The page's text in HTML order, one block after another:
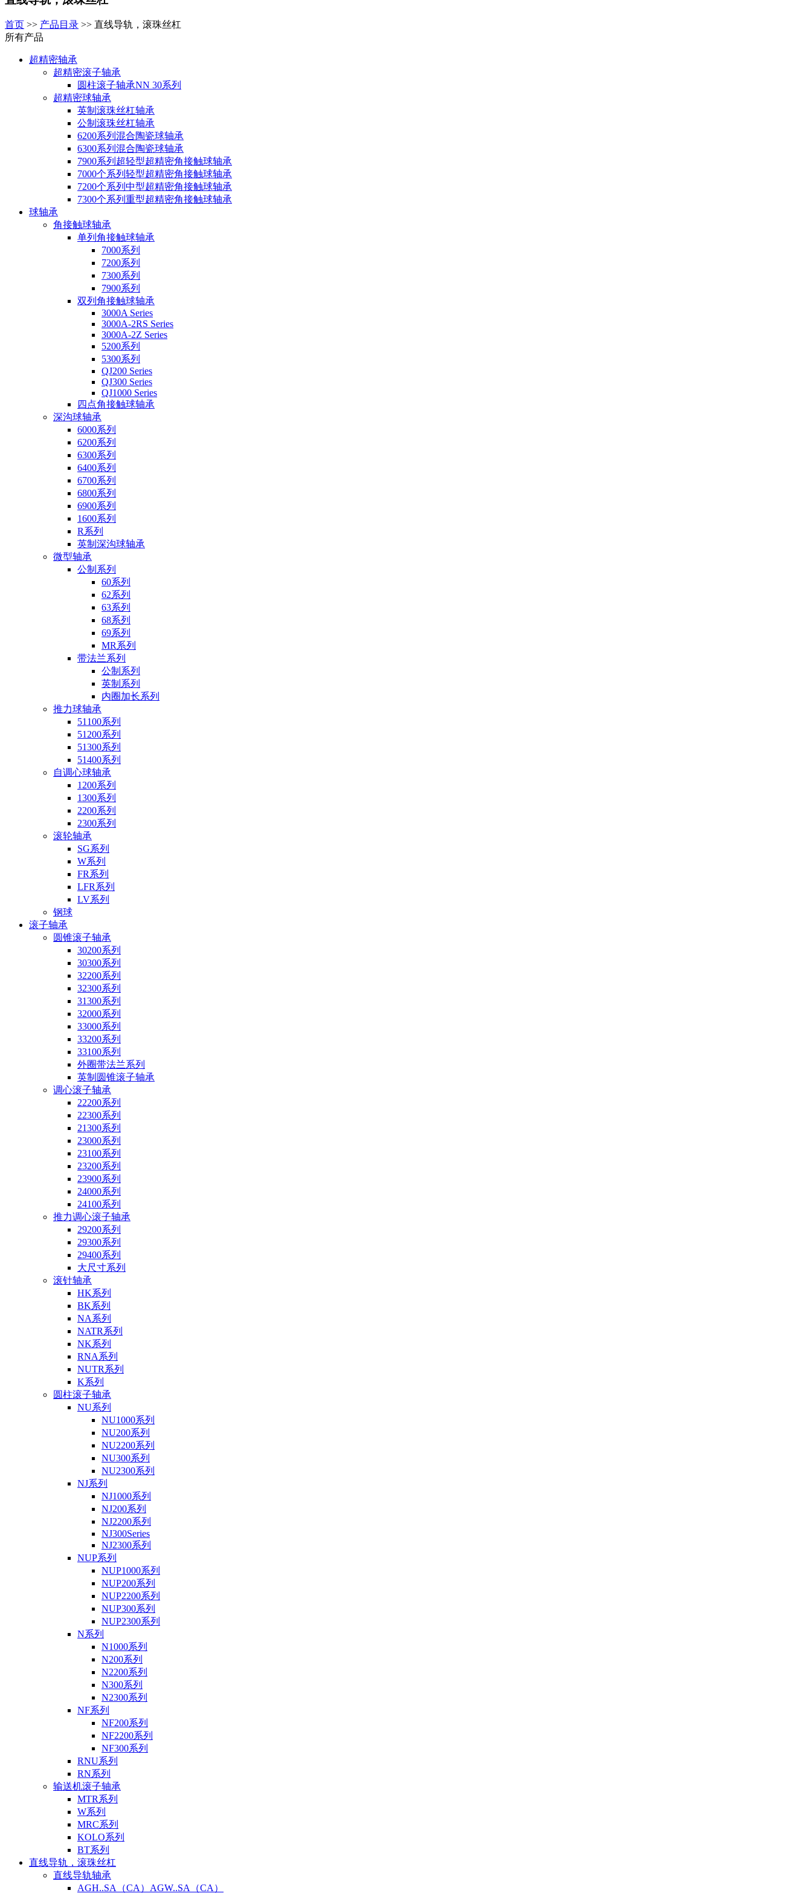
首页 >> 产品目录 >> 直线导轨，滚珠丝杠
所有产品
超精密轴承
超精密滚子轴承
圆柱滚子轴承NN 30系列
超精密球轴承
英制滚珠丝杠轴承
公制滚珠丝杠轴承
6200系列混合陶瓷球轴承
6300系列混合陶瓷球轴承
7900系列超轻型超精密角接触球轴承
7000个系列轻型超精密角接触球轴承
7200个系列中型超精密角接触球轴承
7300个系列重型超精密角接触球轴承
球轴承
角接触球轴承
单列角接触球轴承
7000系列
7200系列
7300系列
7900系列
双列角接触球轴承
3000A Series
3000A-2RS Series
3000A-2Z Series
5200系列
5300系列
QJ200 Series
QJ300 Series
QJ1000 Series
四点角接触球轴承
深沟球轴承
6000系列
6200系列
6300系列
6400系列
6700系列
6800系列
6900系列
1600系列
R系列
英制深沟球轴承
微型轴承
公制系列
60系列
62系列
63系列
68系列
69系列
MR系列
带法兰系列
公制系列
英制系列
内圈加长系列
推力球轴承
51100系列
51200系列
51300系列
51400系列
自调心球轴承
1200系列
1300系列
2200系列
2300系列
滚轮轴承
SG系列
W系列
FR系列
LFR系列
LV系列
钢球
滚子轴承
圆锥滚子轴承
30200系列
30300系列
32200系列
32300系列
31300系列
32000系列
33000系列
33200系列
33100系列
外圈带法兰系列
英制圆锥滚子轴承
调心滚子轴承
22200系列
22300系列
21300系列
23000系列
23100系列
23200系列
23900系列
24000系列
24100系列
推力调心滚子轴承
29200系列
29300系列
29400系列
大尺寸系列
滚针轴承
HK系列
BK系列
NA系列
NATR系列
NK系列
RNA系列
NUTR系列
K系列
圆柱滚子轴承
NU系列
NU1000系列
NU200系列
NU2200系列
NU300系列
NU2300系列
NJ系列
NJ1000系列
NJ200系列
NJ2200系列
NJ300Series
NJ2300系列
NUP系列
NUP1000系列
NUP200系列
NUP2200系列
NUP300系列
NUP2300系列
N系列
N1000系列
N200系列
N2200系列
N300系列
N2300系列
NF系列
NF200系列
NF2200系列
NF300系列
RNU系列
RN系列
输送机滚子轴承
MTR系列
W系列
MRC系列
KOLO系列
BT系列
直线导轨，滚珠丝杠
直线导轨轴承
AGH..SA（CA）AGW..SA（CA）